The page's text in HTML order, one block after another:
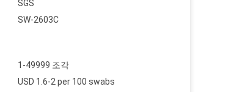
SGS
SW-2603C
1-49999 조각
USD 1.6-2 per 100 swabs